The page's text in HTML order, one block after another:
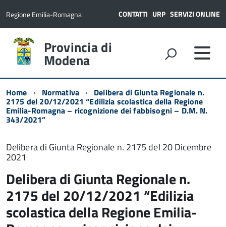
Regione Emilia-Romagna CONTATTI URP SERVIZI ONLINE
Provincia di
Modena
Home Normativa Delibera di Giunta Regionale n.
2175 del 20/12/2021 “Edilizia scolastica della Regione
Emilia-Romagna – ricognizione dei fabbisogni – D.M. N.
343/2021”
Delibera di Giunta Regionale n. 2175 del 20 Dicembre
2021
Delibera di Giunta Regionale n.
2175 del 20/12/2021 “Edilizia
scolastica della Regione Emilia-